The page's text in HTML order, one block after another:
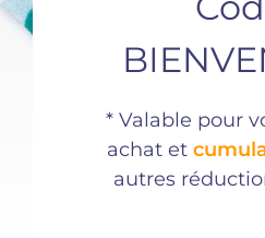
Partager ce
* Valable pour
achat et
autres